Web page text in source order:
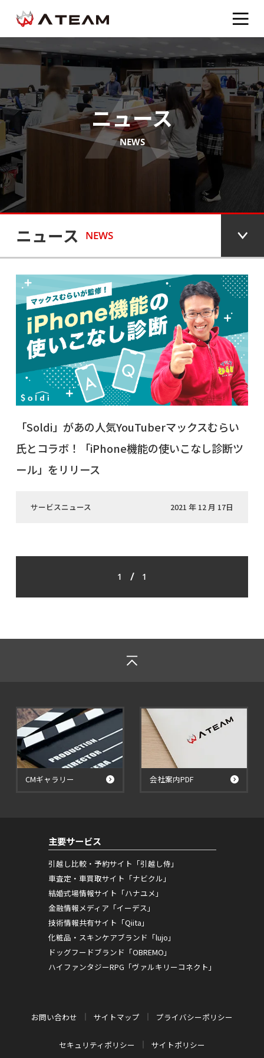
ニュース
NEWS
ニュース NEWS
「Soldi」があの人気YouTuberマックスむらい
氏とコラボ！「iPhone機能の使いこなし診断ツ
ール」をリリース
サービスニュース 2021 年 12 月 17日
1 / 1
CMギャラリー 会社案内PDF
主要サービス
引越し比較・予約サイト「引越し侍」
車査定・車買取サイト「ナビクル」
結婚式場情報サイト「ハナユメ」
金融情報メディア「イーデス」
技術情報共有サイト「Qiita」
化粧品・スキンケアブランド「lujo」
ドッグフードブランド「OBREMO」
ハイファンタジーRPG「ヴァルキリーコネクト」
お問い合わせ サイトマップ プライバシーポリシー
セキュリティポリシー サイトポリシー